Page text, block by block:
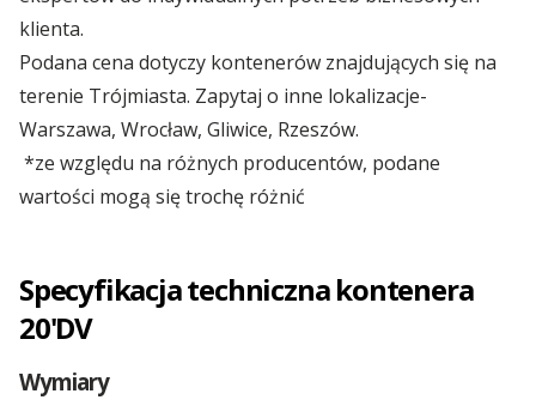
Omida Trade na targowym maratonie
...więcej artykułów
Kontenery Lublin
Kontenery Małaszewicze
Kontenery Olsztyn
Kontenery Opole
klienta.
Podana cena dotyczy kontenerów znajdujących się na
terenie Trójmiasta. Zapytaj o inne lokalizacje-
Warszawa, Wrocław, Gliwice, Rzeszów.
*ze względu na różnych producentów, podane
wartości mogą się trochę różnić
Specyfikacja techniczna kontenera
20'DV
Wymiary